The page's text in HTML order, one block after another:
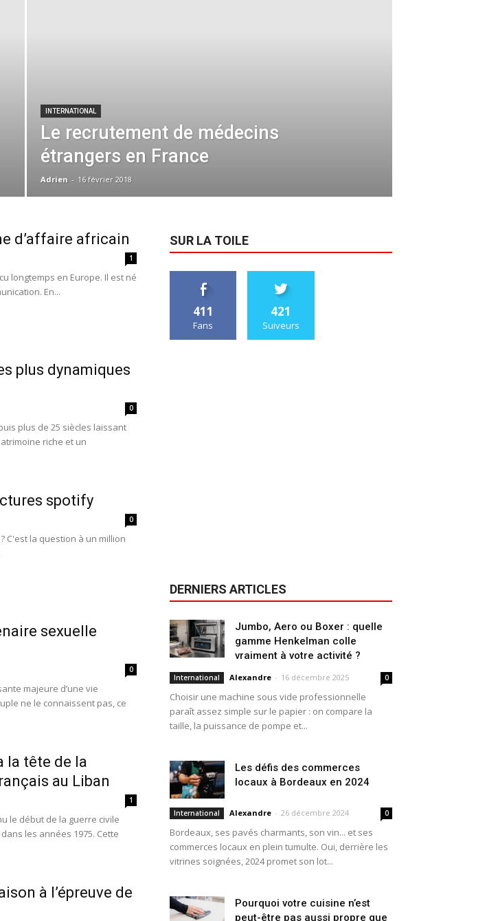
INTERNATIONAL
Le recrutement de médecins
étrangers en France
Adrien - 16 février 2018
d’affaire africain
1
longtemps en Europe. Il est né
En...
plus dynamiques
0
plus de 25 siècles laissant
riche et un
spotify
0
C'est la question à un million
sexuelle
0
majeure d’une vie
ne le connaissent pas, ce
la tête de la
au Liban
1
le début de la guerre civile
les années 1975. Cette
à l’épreuve de
SUR LA TOILE
411
Fans
421
Suiveurs
DERNIERS ARTICLES
Jumbo, Aero ou Boxer : quelle
gamme Henkelman colle
vraiment à votre activité ?
International Alexandre - 16 décembre 2025 0
Choisir une machine sous vide professionnelle
paraît assez simple sur le papier : on compare la
taille, la puissance de pompe et...
Les défis des commerces
locaux à Bordeaux en 2024
International Alexandre - 26 décembre 2024 0
Bordeaux, ses pavés charmants, son vin... et ses
commerces locaux en plein tumulte. Oui, derrière les
vitrines soignées, 2024 promet son lot...
Pourquoi votre cuisine n’est
peut-être pas aussi propre que